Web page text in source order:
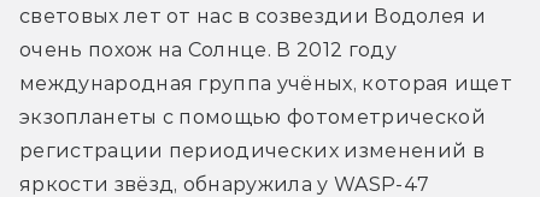
световых лет от нас в созвездии Водолея и
очень похож на Солнце. В 2012 году
международная группа учёных, которая ищет
экзопланеты с помощью фотометрической
регистрации периодических изменений в
яркости звёзд, обнаружила у WASP-47